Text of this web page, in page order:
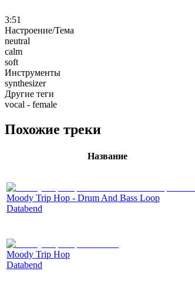
3:51
Настроение/Тема
neutral
calm
soft
Инструменты
synthesizer
Другие теги
vocal - female
Похожие треки
Название
Moody Trip Hop - Drum And Bass Loop
Databend
Moody Trip Hop
Databend